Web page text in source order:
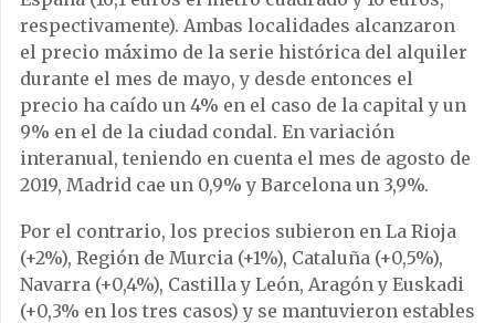
respectivamente). Ambas localidades alcanzaron
el precio máximo de la serie histórica del alquiler
durante el mes de mayo, y desde entonces el
precio ha caído un 4% en el caso de la capital y un
9% en el de la ciudad condal. En variación
interanual, teniendo en cuenta el mes de agosto de
2019, Madrid cae un 0,9% y Barcelona un 3,9%.
Por el contrario, los precios subieron en La Rioja
(+2%), Región de Murcia (+1%), Cataluña (+0,5%),
Navarra (+0,4%), Castilla y León, Aragón y Euskadi
(+0,3% en los tres casos) y se mantuvieron estables